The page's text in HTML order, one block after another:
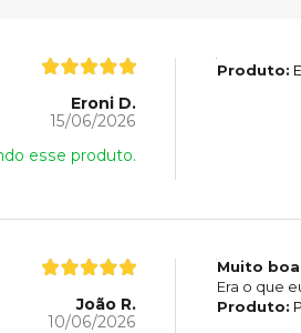
Eroni D.
15/06/2026
esse produto.
Produto:
João R.
10/06/2026
Muito boa
Era o que
Produto: